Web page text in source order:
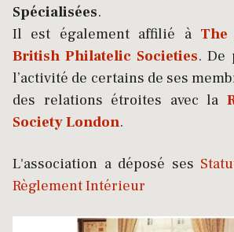
Spécialisées.
Il est également affilié à The
British Philatelic Societies. De
l’activité de certains de ses
des relations étroites avec la
Society London.
L'association a déposé ses
Règlement Intérieur